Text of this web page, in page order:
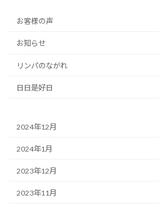
お客様の声
お知らせ
リンパのながれ
日日是好日
2024年12月
2024年1月
2023年12月
2023年11月